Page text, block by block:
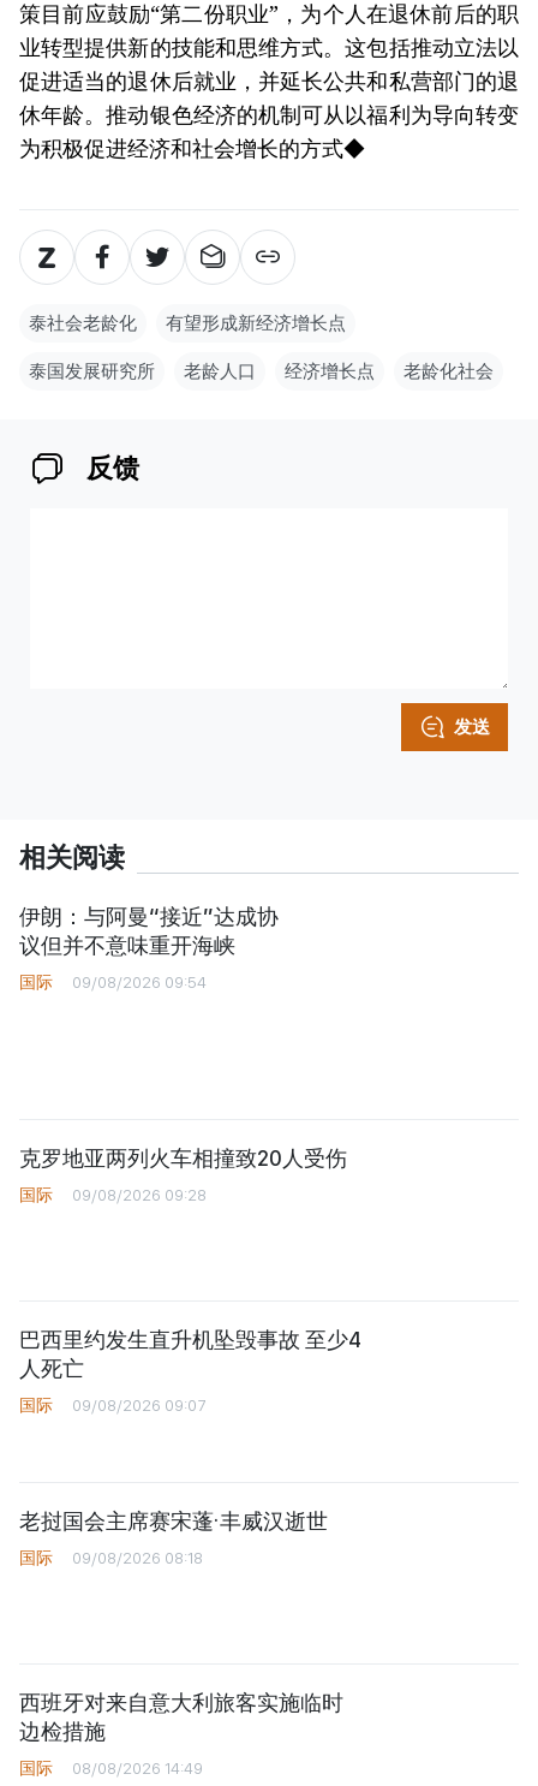
策目前应鼓励“第二份职业”，为个人在退休前后的职
业转型提供新的技能和思维方式。这包括推动立法以
促进适当的退休后就业，并延长公共和私营部门的退
休年龄。推动银色经济的机制可从以福利为导向转变
为积极促进经济和社会增长的方式◆
泰社会老龄化 有望形成新经济增长点
泰国发展研究所 老龄人口 经济增长点 老龄化社会
反馈
发送
相关阅读
伊朗：与阿曼“接近”达成协
议但并不意味重开海峡
国际 09/08/2026 09:54
克罗地亚两列火车相撞致20人受伤
国际 09/08/2026 09:28
巴西里约发生直升机坠毁事故 至少4
人死亡
国际 09/08/2026 09:07
老挝国会主席赛宋蓬·丰威汉逝世
国际 09/08/2026 08:18
西班牙对来自意大利旅客实施临时
边检措施
国际 08/08/2026 14:49